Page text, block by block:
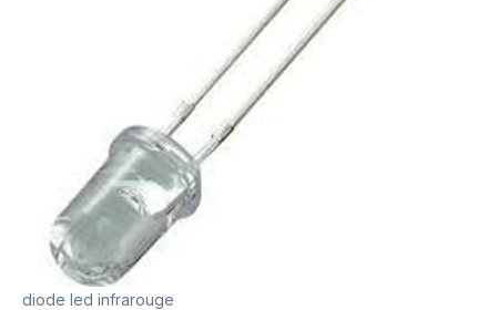
diode led infrarouge